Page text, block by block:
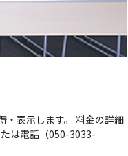
・表示します。 料金の詳細
は電話（050-3033-